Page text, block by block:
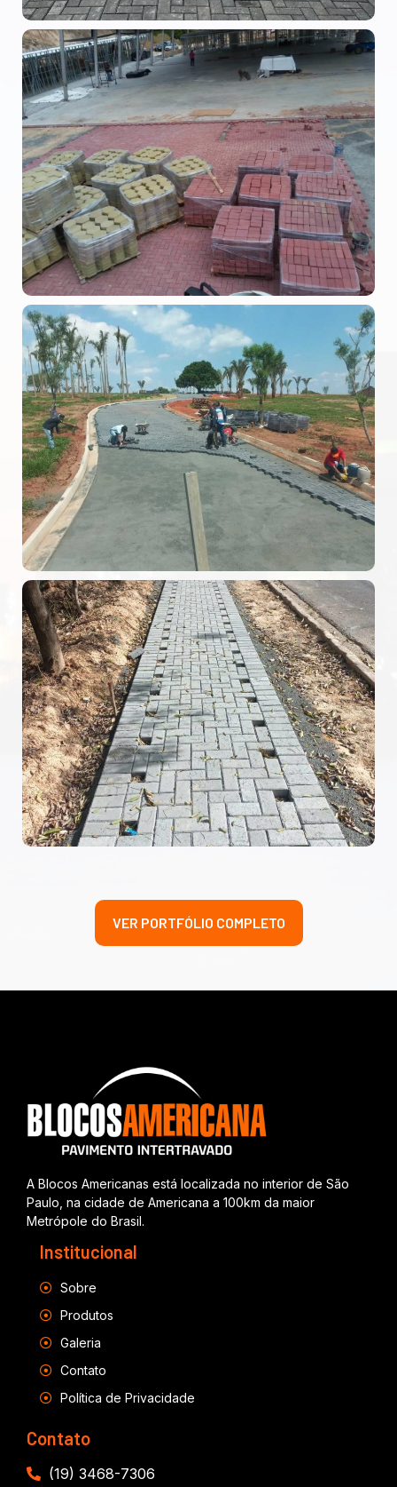
VER PORTFÓLIO COMPLETO
A Blocos Americanas está localizada no interior de São
Paulo, na cidade de Americana a 100km da maior
Metrópole do Brasil.
Institucional
Sobre
Produtos
Galeria
Contato
Política de Privacidade
Contato
(19) 3468-7306